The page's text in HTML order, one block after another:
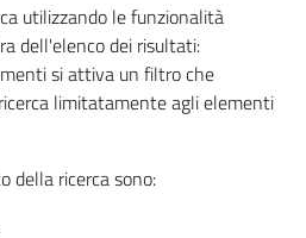
utilizzando le funzionalità
dell'elenco dei risultati:
si attiva un filtro che
limitatamente agli elementi
della ricerca sono: